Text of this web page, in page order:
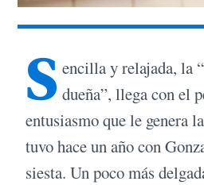
S encilla y relajada, la
dueña”, llega con el
entusiasmo que le genera
tuvo hace un año con
siesta. Un poco más